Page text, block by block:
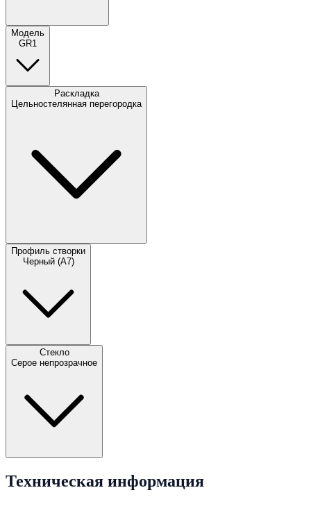
Модель
GR1
Раскладка
Цельностелянная перегородка
Профиль створки
Черный (A7)
Стекло
Серое непрозрачное
Техническая информация